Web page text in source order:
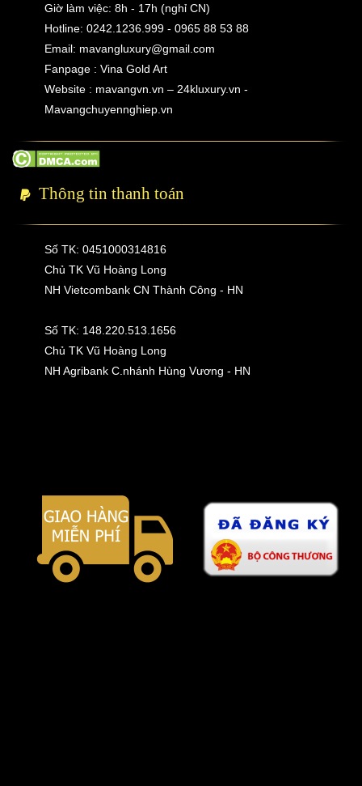
Giờ làm việc: 8h - 17h (nghỉ CN)
Hotline: 0242.1236.999 - 0965 88 53 88
Email: mavangluxury@gmail.com
Fanpage : Vina Gold Art
Website : mavangvn.vn – 24kluxury.vn -
Mavangchuyennghiep.vn
Thông tin thanh toán
Số TK: 0451000314816
Chủ TK Vũ Hoàng Long
NH Vietcombank CN Thành Công - HN
Số TK: 148.220.513.1656
Chủ TK Vũ Hoàng Long
NH Agribank C.nhánh Hùng Vương - HN